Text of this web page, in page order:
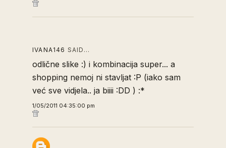
IVANA146 SAID…
odlične slike :) i kombinacija super... a
shopping nemoj ni stavljat :P (iako sam
već sve vidjela.. ja biiii :DD ) :*
1/05/2011 04:35:00 pm